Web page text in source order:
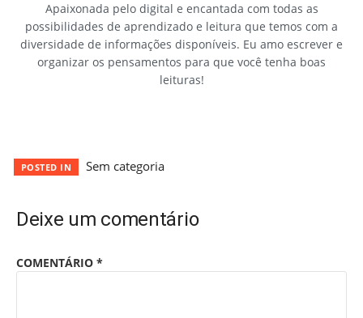
Apaixonada pelo digital e encantada com todas as
possibilidades de aprendizado e leitura que temos com a
diversidade de informações disponíveis. Eu amo escrever e
organizar os pensamentos para que você tenha boas
leituras!
POSTED IN Sem categoria
Deixe um comentário
COMENTÁRIO *